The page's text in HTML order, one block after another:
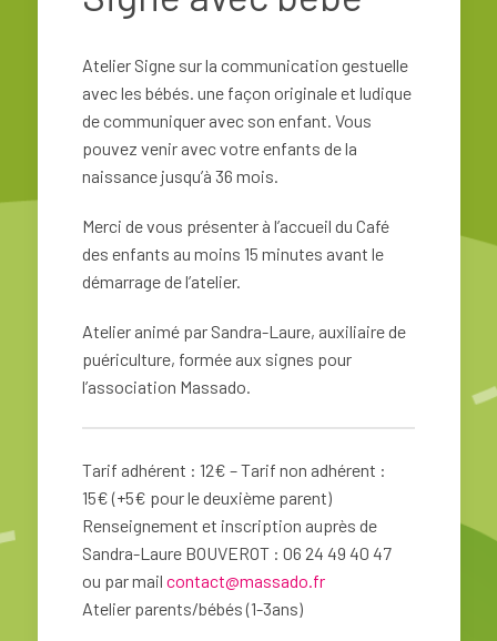
Atelier Signe sur la communication gestuelle
avec les bébés. une façon originale et ludique
de communiquer avec son enfant. Vous
pouvez venir avec votre enfants de la
naissance jusqu’à 36 mois.
Merci de vous présenter à l’accueil du Café
des enfants au moins 15 minutes avant le
démarrage de l’atelier.
Atelier animé par Sandra-Laure, auxiliaire de
puériculture, formée aux signes pour
l’association Massado.
Tarif adhérent : 12€ – Tarif non adhérent :
15€ (+5€ pour le deuxième parent)
Renseignement et inscription auprès de
Sandra-Laure BOUVEROT : 06 24 49 40 47
ou par mail contact@massado.fr
Atelier parents/bébés (1-3ans)